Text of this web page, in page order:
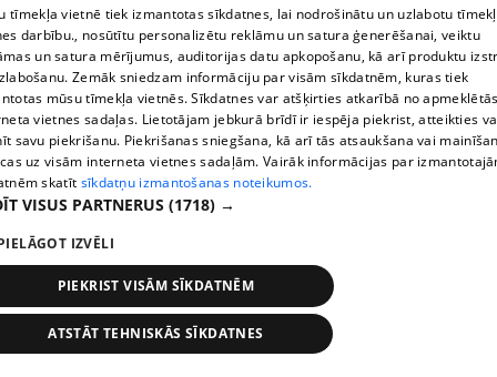
Lukērijas Kambalas lielā iespēja "Victoria's
Secret" atlasē atduras pret finansiāliem
sarežģījumiem
71. epizode
tīmekļa vietnē tiek izmantotas sīkdatnes, lai nodrošinātu un uzlabotu
darbību., nosūtītu personalizētu reklāmu un satura ģenerēšanai, veiktu
un satura mērījumus, auditorijas datu apkopošanu, kā arī produktu
Zemāk sniedzam informāciju par visām sīkdatnēm, kuras tiek
mūsu tīmekļa vietnēs. Sīkdatnes var atšķirties atkarībā no
vietnes sadaļas. Lietotājam jebkurā brīdī ir iespēja piekrist, atteikties
savu piekrišanu. Piekrišanas sniegšana, kā arī tās atsaukšana vai
uz visām interneta vietnes sadaļām. Vairāk informācijas par
skatīt sīkdatņu izmantošanas noteikumos.
VISUS PARTNERUS (1718) →
IZVĒLI
PIEKRIST VISĀM SĪKDATNĒM
ATSTĀT TEHNISKĀS SĪKDATNES